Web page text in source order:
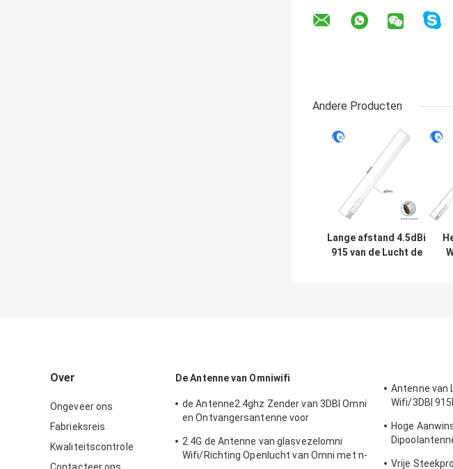
Andere Producten
Lange afstand 4.5dBi
915 van de Lucht de
Over
Ongeveer ons
Fabrieksreis
Kwaliteitscontrole
De Antenne van Omniwifi
de Antenne2.4ghz Zender van 3DBI Omni
en Ontvangersantenne voor
2.4G de Antenne van glasvezelomni
Wifi/Richting Openlucht van Omni met n-
Antenne van
Wifi/3DBI
Hoge
Vrije